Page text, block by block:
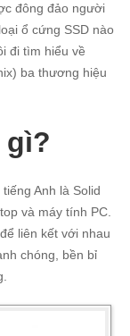
đông đảo người
ổ cứng SSD nào
đi tìm hiểu về
ba thương hiệu
gì?
Anh là Solid
và máy tính PC.
liên kết với nhau
chóng, bền bỉ